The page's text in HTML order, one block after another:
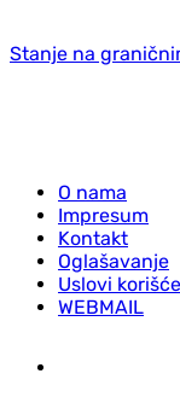
Stanje na
O nama
Impresum
Kontakt
Oglašavanje
Uslovi
WEBMAIL